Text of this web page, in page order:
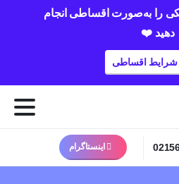
را به‌صورت اقساطی انجام
دهید ❤️
شرایط اقساطی
اینستاگرام